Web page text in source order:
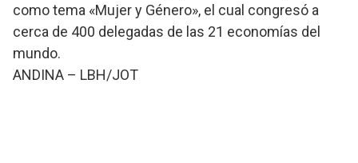
como tema «Mujer y Género», el cual congresó a
cerca de 400 delegadas de las 21 economías del
mundo.
ANDINA – LBH/JOT